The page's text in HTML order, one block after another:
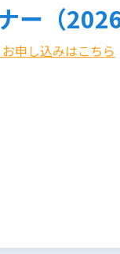
ー（
申し込みはこちら